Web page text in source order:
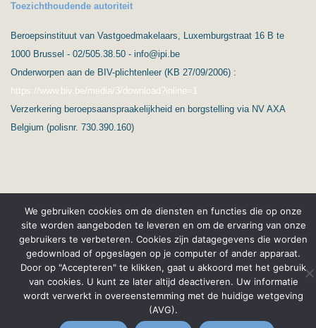
Toezichthoudende autoriteit
Beroepsinstituut van Vastgoedmakelaars, Luxemburgstraat 16 B te
1000 Brussel - 02/505.38.50 - info@ipi.be
Onderworpen aan de BIV-plichtenleer (KB 27/09/2006) :
https://www.biv.be/media/3/download?inline=1
Verzerkering beroepsaanspraakelijkheid en borgstelling via NV AXA
Belgium (polisnr. 730.390.160)
(C) Ard’immo & Conseils Privacybescherming & GPDR
Français Wettelijke vermeldingen
We gebruiken cookies om de diensten en functies die op onze
site worden aangeboden te leveren en om de ervaring van onze
gebruikers te verbeteren. Cookies zijn datagegevens die worden
gedownload of opgeslagen op je computer of ander apparaat.
Door op "Accepteren" te klikken, gaat u akkoord met het gebruik
van cookies. U kunt ze later altijd deactiveren. Uw informatie
wordt verwerkt in overeenstemming met de huidige wetgeving
(AVG).